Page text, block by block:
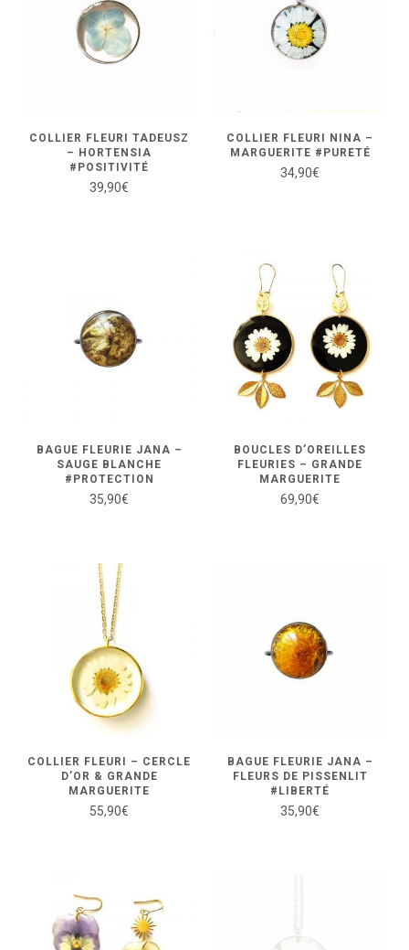
COLLIER FLEURI TADEUSZ
– HORTENSIA
#POSITIVITÉ
39,90€
COLLIER FLEURI NINA –
MARGUERITE #PURETÉ
34,90€
BAGUE FLEURIE JANA –
SAUGE BLANCHE
#PROTECTION
35,90€
BOUCLES D’OREILLES
FLEURIES – GRANDE
MARGUERITE
69,90€
COLLIER FLEURI – CERCLE
D’OR & GRANDE
MARGUERITE
55,90€
BAGUE FLEURIE JANA –
FLEURS DE PISSENLIT
#LIBERTÉ
35,90€